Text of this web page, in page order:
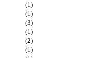
(1)
(1)
(3)
(1)
(2)
(1)